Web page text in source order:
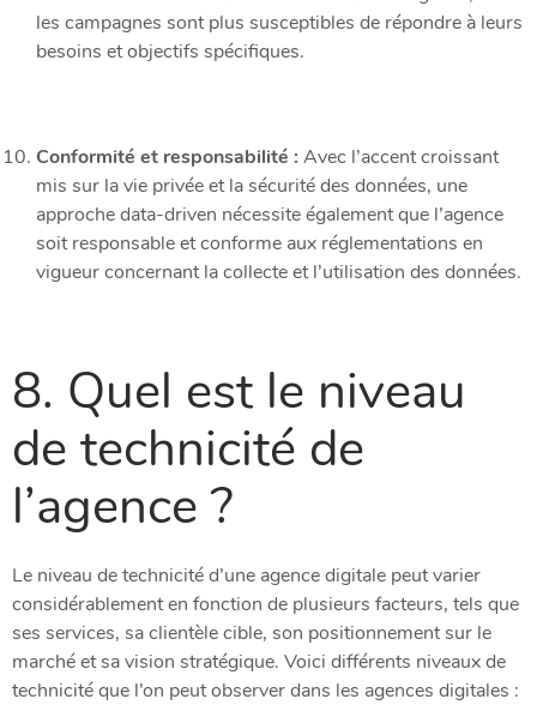
les campagnes sont plus susceptibles de répondre à leurs
besoins et objectifs spécifiques.
Conformité et responsabilité : Avec l’accent croissant
mis sur la vie privée et la sécurité des données, une
approche data-driven nécessite également que l’agence
soit responsable et conforme aux réglementations en
vigueur concernant la collecte et l’utilisation des données.
8. Quel est le niveau
de technicité de
l’agence ?
Le niveau de technicité d’une agence digitale peut varier
considérablement en fonction de plusieurs facteurs, tels que
ses services, sa clientèle cible, son positionnement sur le
marché et sa vision stratégique. Voici différents niveaux de
technicité que l’on peut observer dans les agences digitales :